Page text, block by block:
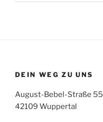
DEIN WEG ZU UNS
August-Bebel-Straße 55
42109 Wuppertal